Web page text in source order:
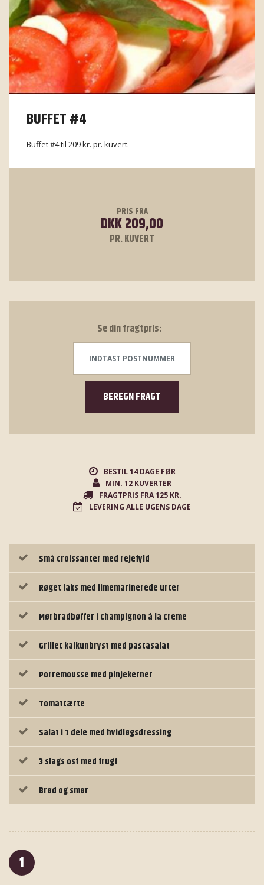
BUFFET #4
Buffet #4 til 209 kr. pr. kuvert.
PRIS FRA
DKK 209,00
PR. KUVERT
Se din fragtpris:
BEREGN FRAGT
BESTIL 14 DAGE FØR
MIN. 12 KUVERTER
FRAGTPRIS FRA 125 KR.
LEVERING ALLE UGENS DAGE
Små croissanter med rejefyld
Røget laks med limemarinerede urter
Mørbradbøffer i champignon á la creme
Grillet kalkunbryst med pastasalat
Porremousse med pinjekerner
Tomattærte
Salat i 7 dele med hvidløgsdressing
3 slags ost med frugt
Brød og smør
1